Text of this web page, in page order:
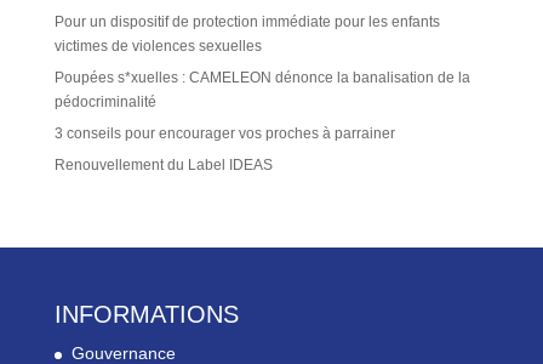
Pour un dispositif de protection immédiate pour les enfants
victimes de violences sexuelles
Poupées s*xuelles : CAMELEON dénonce la banalisation de la
pédocriminalité
3 conseils pour encourager vos proches à parrainer
Renouvellement du Label IDEAS
INFORMATIONS
Gouvernance